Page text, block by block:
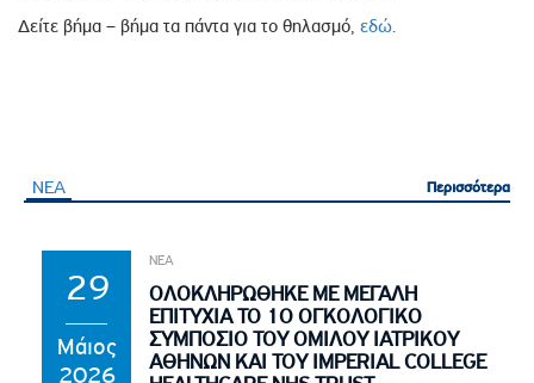
Δείτε βήμα – βήμα τα πάντα για το θηλασμό, εδώ.
ΝΕΑ Περισσότερα
Περισσότερα
29
Μάιος
2026
ΝΕΑ
ΟΛΟΚΛΗΡΩΘΗΚΕ ΜΕ ΜΕΓΑΛΗ
ΕΠΙΤΥΧΙΑ ΤΟ 1Ο ΟΓΚΟΛΟΓΙΚΟ
ΣΥΜΠΟΣΙΟ ΤΟΥ ΟΜΙΛΟΥ ΙΑΤΡΙΚΟΥ
ΑΘΗΝΩΝ ΚΑΙ ΤΟΥ IMPERIAL COLLEGE